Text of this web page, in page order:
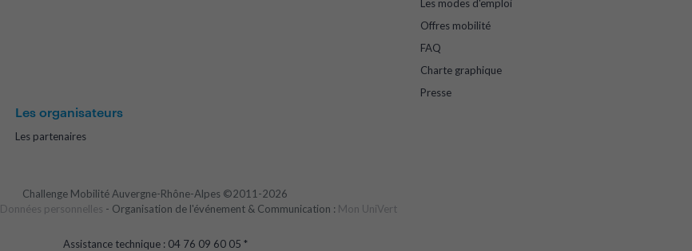
Les modes d'emploi
Offres mobilité
FAQ
Charte graphique
Presse
Les organisateurs
Les partenaires
Challenge Mobilité Auvergne-Rhône-Alpes ©2011-2026
Données personnelles - Organisation de l'événement & Communication : Mon UniVert
Assistance technique : 04 76 09 60 05 *